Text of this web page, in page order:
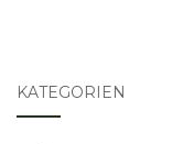
KATEGORIEN